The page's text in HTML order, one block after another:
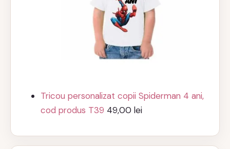
Tricou personalizat copii Spiderman 4 ani,
cod produs T39 49,00lei